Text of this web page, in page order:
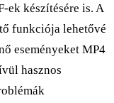
ek készítésére is. A
funkciója lehetővé
eseményeket MP4
hasznos